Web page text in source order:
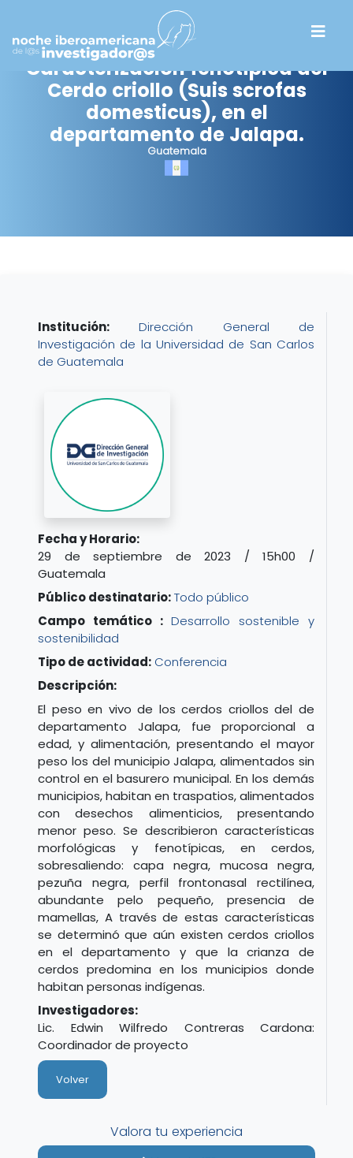
Caracterización fenotípica del
Cerdo criollo (Suis scrofas
domesticus), en el
departamento de Jalapa.
Guatemala
Institución:
Dirección General de
Investigación de la Universidad de San Carlos
de Guatemala
Fecha y Horario:
29 de septiembre de 2023 / 15h00 /
Guatemala
Público destinatario:Todo público
Campo temático : Desarrollo sostenible y
sostenibilidad
Tipo de actividad: Conferencia
Descripción:
El peso en vivo de los cerdos criollos del de
departamento Jalapa, fue proporcional a
edad, y alimentación, presentando el mayor
peso los del municipio Jalapa, alimentados sin
control en el basurero municipal. En los demás
municipios, habitan en traspatios, alimentados
con desechos alimenticios, presentando
menor peso. Se describieron características
morfológicas y fenotípicas, en cerdos,
sobresaliendo: capa negra, mucosa negra,
pezuña negra, perfil frontonasal rectilínea,
abundante pelo pequeño, presencia de
mamellas, A través de estas características
se determinó que aún existen cerdos criollos
en el departamento y que la crianza de
cerdos predomina en los municipios donde
habitan personas indígenas.
Investigadores:
Lic. Edwin Wilfredo Contreras Cardona:
Coordinador de proyecto
Volver
Valora tu experiencia